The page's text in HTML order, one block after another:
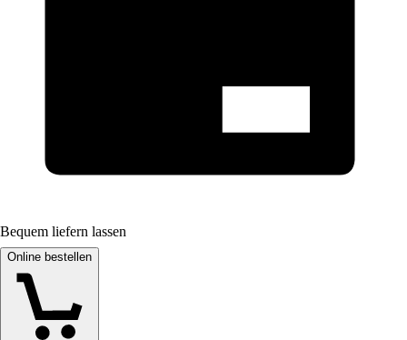
Bequem liefern lassen
Online bestellen